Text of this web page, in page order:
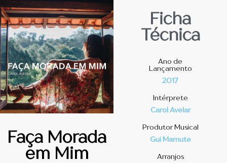
Faça Morada
em Mim
Ficha
Técnica
Ano de
Lançamento
2017
Intérprete
Carol Avelar
Produtor Musical
Gui Mamute
Arranjos